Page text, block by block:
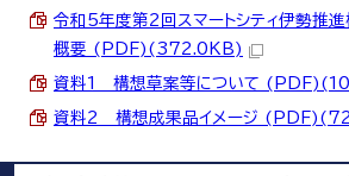
令和5年度第2回スマートシティ伊勢推
概要 (PDF)(372.0KB)
資料1 構想草案等について
資料2 構想成果品イメージ